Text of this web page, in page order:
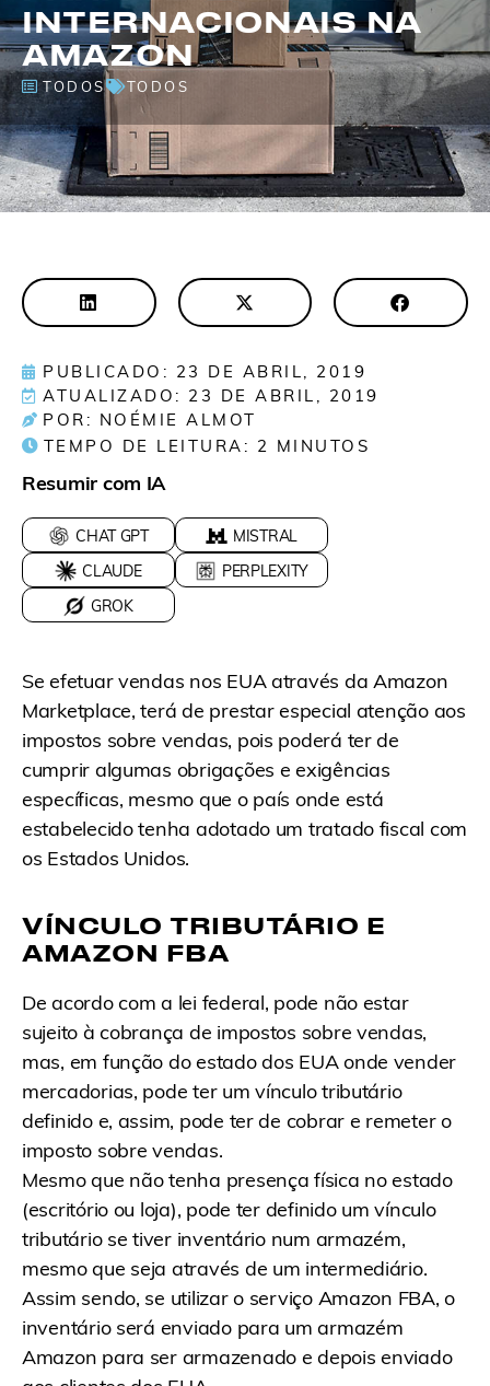
INTERNACIONAIS NA
AMAZON
TODOS TODOS
PUBLICADO: 23 DE ABRIL, 2019
ATUALIZADO: 23 DE ABRIL, 2019
POR: NOÉMIE ALMOT
TEMPO DE LEITURA: 2 MINUTOS
Resumir com IA
CHAT GPT
MISTRAL
CLAUDE
PERPLEXITY
GROK
Se efetuar vendas nos EUA através da Amazon
Marketplace, terá de prestar especial atenção aos
impostos sobre vendas, pois poderá ter de
cumprir algumas obrigações e exigências
específicas, mesmo que o país onde está
estabelecido tenha adotado um tratado fiscal com
os Estados Unidos.
VÍNCULO TRIBUTÁRIO E
AMAZON FBA
De acordo com a lei federal, pode não estar
sujeito à cobrança de impostos sobre vendas,
mas, em função do estado dos EUA onde vender
mercadorias, pode ter um vínculo tributário
definido e, assim, pode ter de cobrar e remeter o
imposto sobre vendas.
Mesmo que não tenha presença física no estado
(escritório ou loja), pode ter definido um vínculo
tributário se tiver inventário num armazém,
mesmo que seja através de um intermediário.
Assim sendo, se utilizar o serviço Amazon FBA, o
inventário será enviado para um armazém
Amazon para ser armazenado e depois enviado